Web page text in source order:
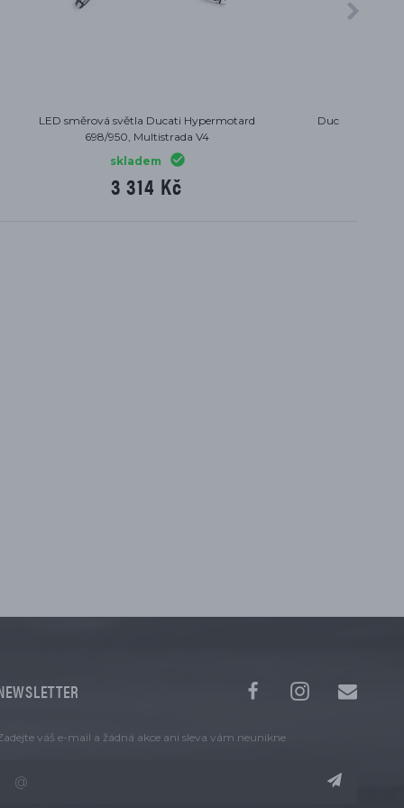
Ducati Hands free víčko Multistrada V4
skladem
8 334 Kč
váš e-mail a žádná akce ani sleva vám neunikne